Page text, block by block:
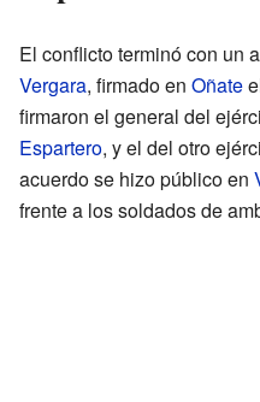
El conflicto terminó con un
Vergara, firmado en Oñate
firmaron el general del
Espartero, y el del otro
acuerdo se hizo público en
frente a los soldados de